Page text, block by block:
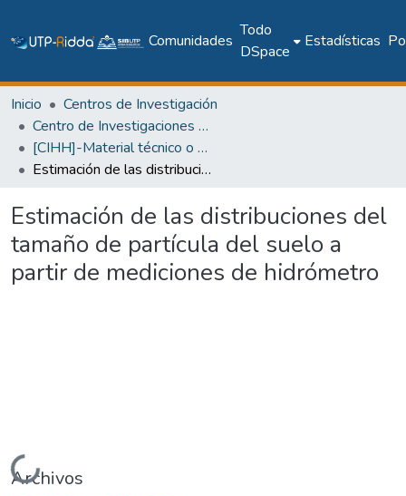
Comunidades
Todo
DSpace
Estadísticas
Inicio
Centros de Investigación
Centro de Investigaciones Hidráulicas e Hidrotécnicas
[CIHH]-Material técnico o académico
Estimación de las distribuciones del tamaño de partícula del suelo a partir de mediciones de hidrómetro
Estimación de las distribuciones del
tamaño de partícula del suelo a
partir de mediciones de hidrómetro
Cargando...
Archivos